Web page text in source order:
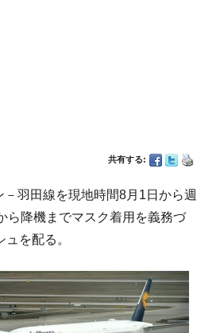
共有する:
羽田線を現地時間8月1日から週
ら降機までマスク着用を義務づ
を配る。